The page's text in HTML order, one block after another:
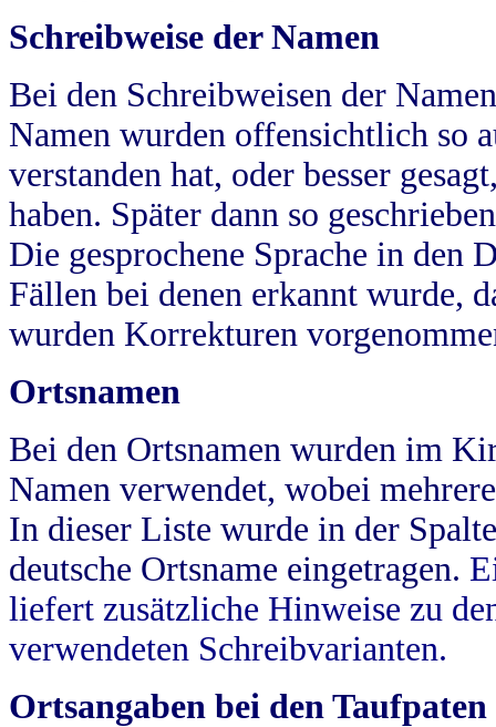
Schreibweise der Namen
Bei den Schreibweisen der
Namen wurden offensichtlich so
verstanden hat, oder besser
haben. Später dann so
Die gesprochene Sprache in
Fällen bei denen erkannt wurde,
wurden Korrekturen
Ortsnamen
Bei den Ortsnamen wurden im
Namen verwendet, wobei
In dieser Liste wurde in der
deutsche Ortsname eingetragen.
liefert zusätzliche Hinweise zu
verwendeten Schreibvarianten.
Ortsangaben bei den Taufpaten